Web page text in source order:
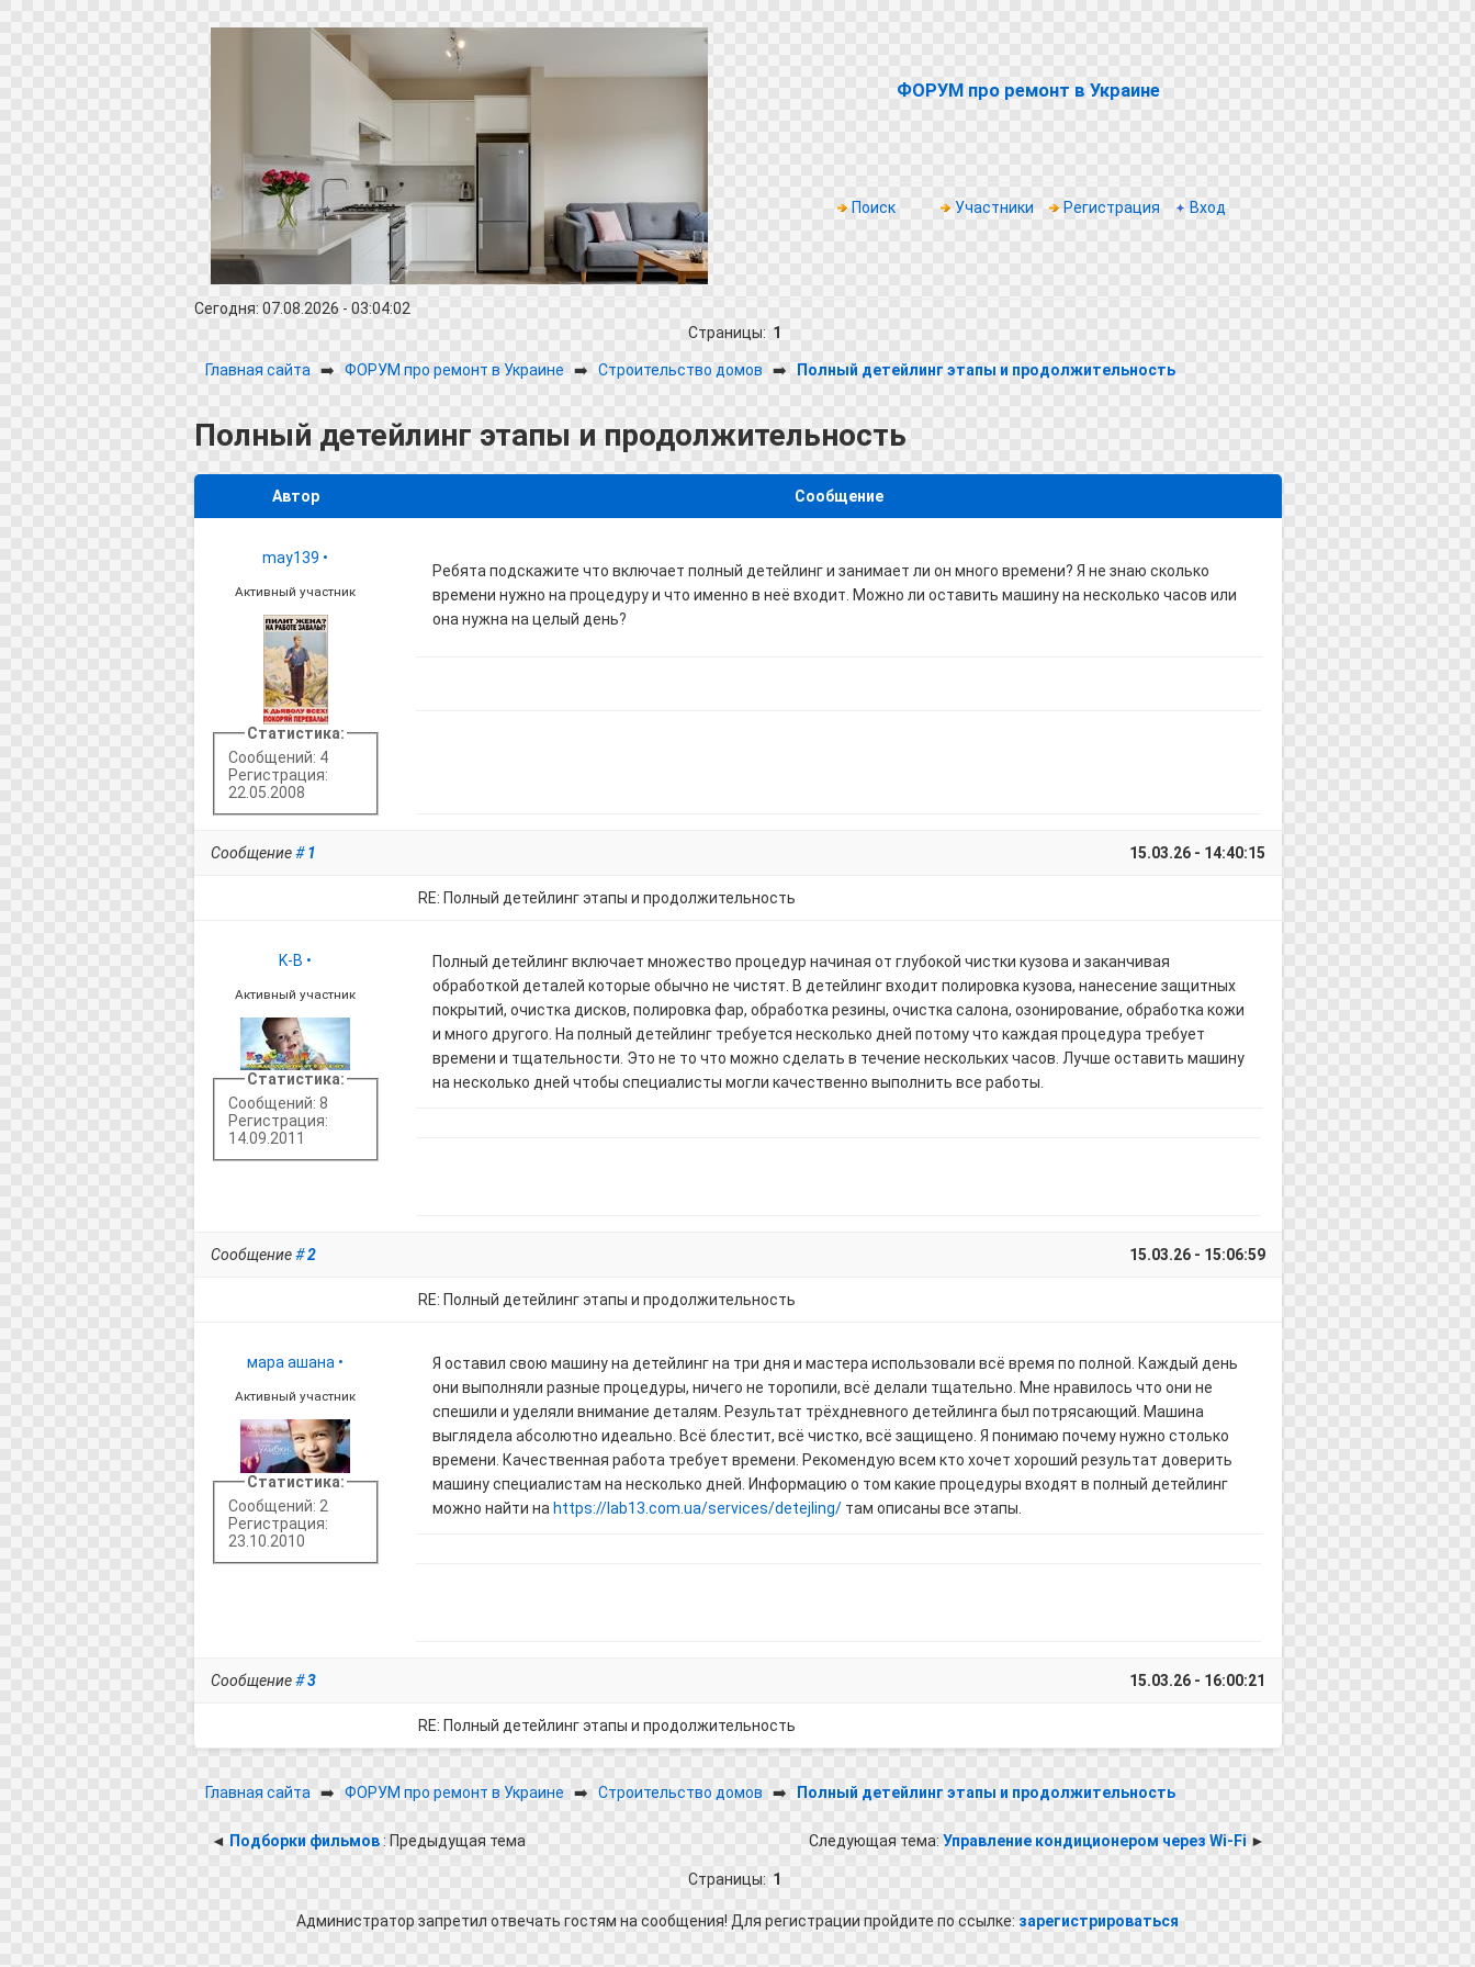
ФОРУМ про ремонт в Украине
Поиск Участники Регистрация Вход
Сегодня: 07.08.2026 - 03:04:02
Страницы: 1
Главная сайта ➡️ ФОРУМ про ремонт в Украине ➡️ Строительство домов ➡️ Полный детейлинг этапы и продолжительность
Полный детейлинг этапы и продолжительность
Автор Сообщение
may139 •
Активный участник
Статистика:
Сообщений: 4
Регистрация:
22.05.2008
Ребята подскажите что включает полный детейлинг и занимает ли он много времени? Я не знаю сколько
времени нужно на процедуру и что именно в неё входит. Можно ли оставить машину на несколько часов или
она нужна на целый день?
Сообщение#1 15.03.26 - 14:40:15
RE: Полный детейлинг этапы и продолжительность
K-B •
Активный участник
Статистика:
Сообщений: 8
Регистрация:
14.09.2011
Полный детейлинг включает множество процедур начиная от глубокой чистки кузова и заканчивая
обработкой деталей которые обычно не чистят. В детейлинг входит полировка кузова, нанесение защитных
покрытий, очистка дисков, полировка фар, обработка резины, очистка салона, озонирование, обработка кожи
и много другого. На полный детейлинг требуется несколько дней потому что каждая процедура требует
времени и тщательности. Это не то что можно сделать в течение нескольких часов. Лучше оставить машину
на несколько дней чтобы специалисты могли качественно выполнить все работы.
Сообщение#2 15.03.26 - 15:06:59
RE: Полный детейлинг этапы и продолжительность
мара ашана •
Активный участник
Статистика:
Сообщений: 2
Регистрация:
23.10.2010
Я оставил свою машину на детейлинг на три дня и мастера использовали всё время по полной. Каждый день
они выполняли разные процедуры, ничего не торопили, всё делали тщательно. Мне нравилось что они не
спешили и уделяли внимание деталям. Результат трёхдневного детейлинга был потрясающий. Машина
выглядела абсолютно идеально. Всё блестит, всё чистко, всё защищено. Я понимаю почему нужно столько
времени. Качественная работа требует времени. Рекомендую всем кто хочет хороший результат доверить
машину специалистам на несколько дней. Информацию о том какие процедуры входят в полный детейлинг
можно найти на https://lab13.com.ua/services/detejling/там описаны все этапы.
Сообщение#3 15.03.26 - 16:00:21
RE: Полный детейлинг этапы и продолжительность
Главная сайта ➡️ ФОРУМ про ремонт в Украине ➡️ Строительство домов ➡️ Полный детейлинг этапы и продолжительность
◄ Подборки фильмов: Предыдущая тема Следующая тема: Управление кондиционером через Wi-Fi ►
Страницы: 1
Администратор запретил отвечать гостям на сообщения! Для регистрации пройдите по ссылке: зарегистрироваться